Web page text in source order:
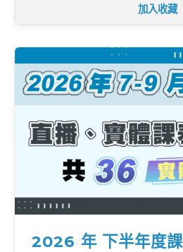
加入收藏
2026 年 下半年度